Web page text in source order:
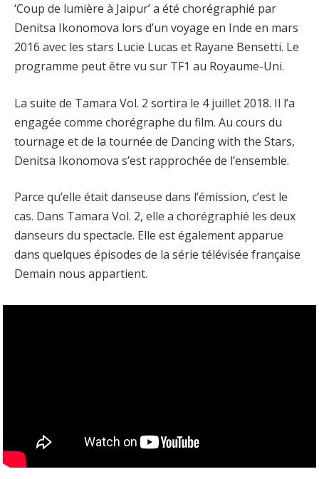
‘Coup de lumière à Jaipur’ a été chorégraphié par
Denitsa Ikonomova lors d’un voyage en Inde en mars
2016 avec les stars Lucie Lucas et Rayane Bensetti. Le
programme peut être vu sur TF1 au Royaume-Uni.
La suite de Tamara Vol. 2 sortira le 4 juillet 2018. Il l’a
engagée comme chorégraphe du film. Au cours du
tournage et de la tournée de Dancing with the Stars,
Denitsa Ikonomova s’est rapprochée de l’ensemble.
Parce qu’elle était danseuse dans l’émission, c’est le
cas. Dans Tamara Vol. 2, elle a chorégraphié les deux
danseurs du spectacle. Elle est également apparue
dans quelques épisodes de la série télévisée française
Demain nous appartient.